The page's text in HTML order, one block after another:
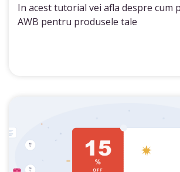
In acest tutorial vei afla despre cum
AWB pentru produsele tale